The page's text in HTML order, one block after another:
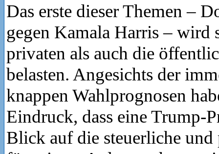
Das erste dieser Themen –
gegen Kamala Harris – wird
privaten als auch die
belasten. Angesichts der
knappen Wahlprognosen
Eindruck, dass eine Trump-
Blick auf die steuerliche